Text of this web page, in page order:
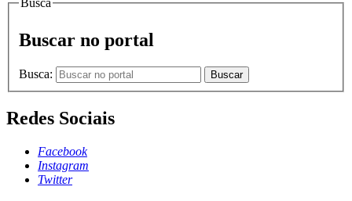
Buscar no portal
Busca: Buscar
Redes Sociais
Facebook
Instagram
Twitter